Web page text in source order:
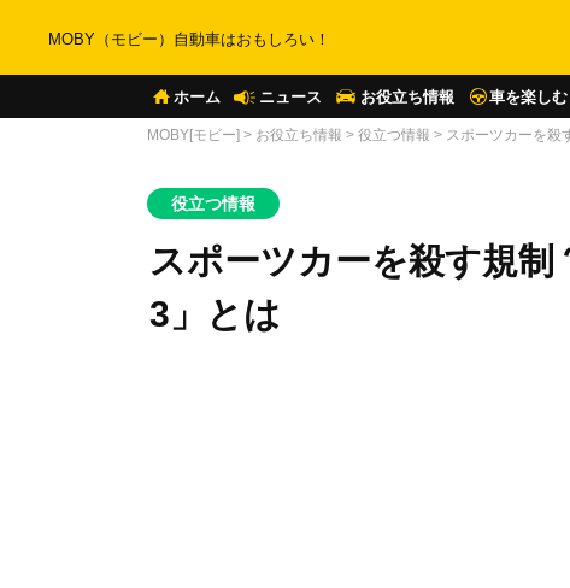
MOBY（モビー）自動車はおもしろい！
ホーム ニュース お役立ち情報 車を楽しむ
MOBY[モビー] > お役立ち情報 > 役立つ情報 > スポーツカーを殺
役立つ情報
スポーツカーを殺す規制
3」とは